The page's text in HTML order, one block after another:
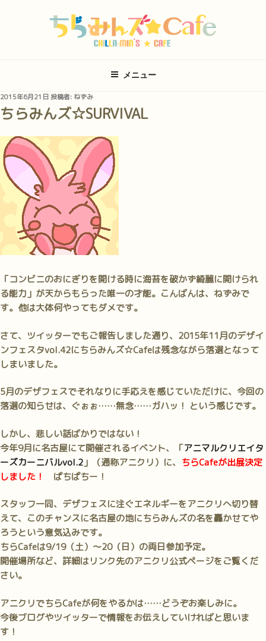
ス
キ
ッ
プ
メニュー
投
稿
日:
2015年6月21日投稿者: ねずみ
ちらみんズ☆SURVIVAL
「コンビニのおにぎりを開ける時に海苔を破かず綺麗に開けられ
る能力」が天からもらった唯一の才能。こんばんは、ねずみで
す。他は大体何やってもダメです。
さて、ツイッターでもご報告しました通り、2015年11月のデザイ
ンフェスタvol.42にちらみんズ☆Cafeは残念ながら落選となって
しまいました。
5月のデザフェスでそれなりに手応えを感じていただけに、今回の
落選の知らせは、ぐぉぉ……無念……ガハッ！ という感じです。
しかし、悲しい話ばかりではない！
今年9月に名古屋にて開催されるイベント、「アニマルクリエイタ
ーズカーニバルvol.2 」（通称アニクリ）に、 ちらCafeが出展決定
しました！ ぱちぱちー！
スタッフ一同、デザフェスに注ぐエネルギーをアニクリへ切り替
えて、このチャンスに名古屋の地にちらみんズの名を轟かせてや
ろうという意気込みです。
ちらCafeは9/19（土）～20（日）の両日参加予定。
開催場所など、詳細はリンク先のアニクリ公式ページをご覧くだ
さい。
アニクリでちらCafeが何をやるかは……どうぞお楽しみに。
今後ブログやツイッターで情報をお伝えしていければと思いま
す！